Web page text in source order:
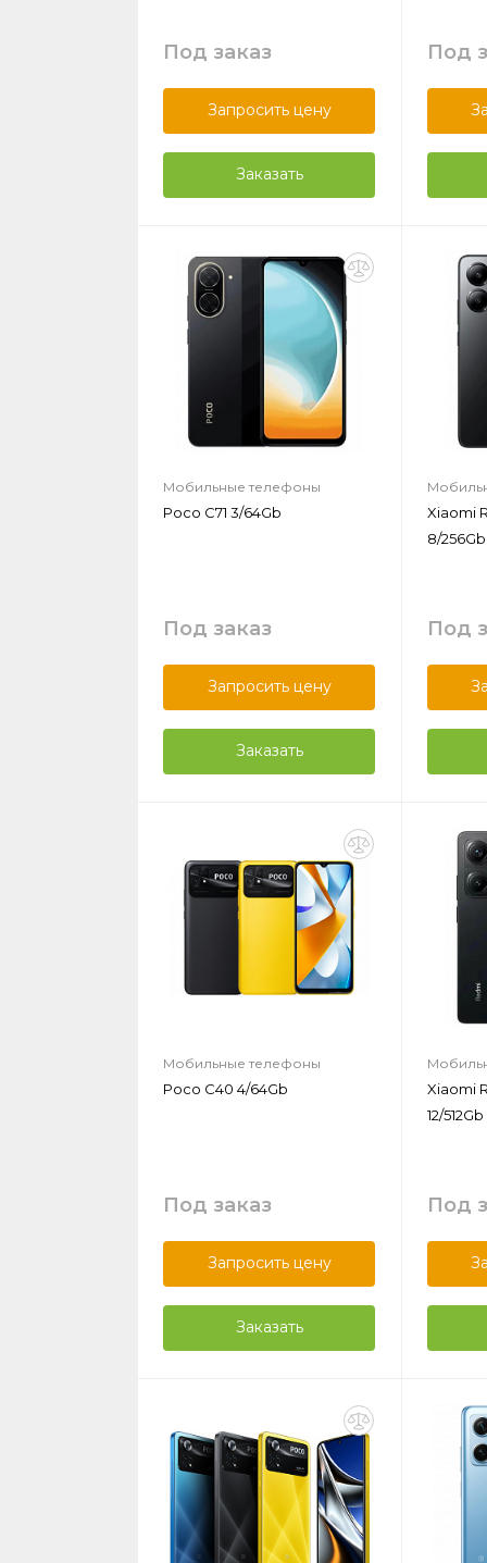
Под заказ
Запросить цену
Заказать
Под
Мобильные телефоны
Poco C71 3/64Gb
Под заказ
Запросить цену
Заказать
Xiaomi
8/256Gb
Под
Мобильные телефоны
Poco C40 4/64Gb
Под заказ
Запросить цену
Заказать
Xiaomi
12/512Gb
Под